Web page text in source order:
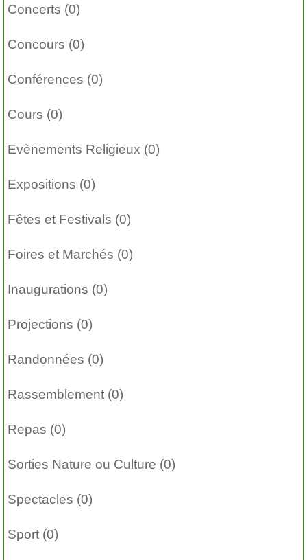
Concerts (0)
Concours (0)
Conférences (0)
Cours (0)
Evènements Religieux (0)
Expositions (0)
Fêtes et Festivals (0)
Foires et Marchés (0)
Inaugurations (0)
Projections (0)
Randonnées (0)
Rassemblement (0)
Repas (0)
Sorties Nature ou Culture (0)
Spectacles (0)
Sport (0)